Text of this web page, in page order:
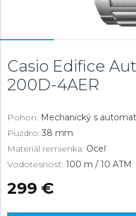
Casio Edifice
200D-4AER
Pohon: Mechanický s
Puzdro: 38 mm
Materiál remienka: Oceľ
Vodotesnosť: 100 m / 10 ATM
299 €